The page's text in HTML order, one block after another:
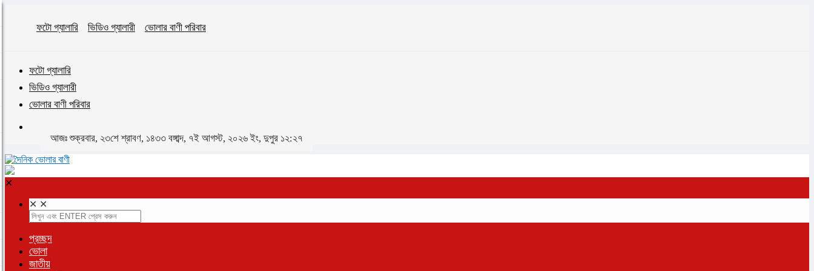
ফটো গ্যালারি ভিডিও গ্যালারী ভোলার বাণী পরিবার
ফটো গ্যালারি
ভিডিও গ্যালারী
ভোলার বাণী পরিবার
আজঃ শুক্রবার, ২৩শে শ্রাবণ, ১৪৩৩ বঙ্গাব্দ, ৭ই আগস্ট, ২০২৬ ইং, দুপুর ১২:২৭
✕
✕ ✕
প্রচ্ছদ
ভোলা
জাতীয়